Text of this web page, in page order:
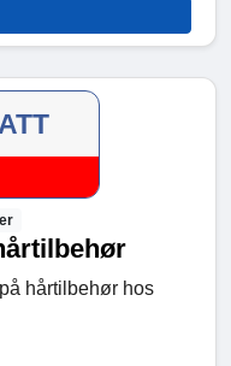
hårtilbehør hos